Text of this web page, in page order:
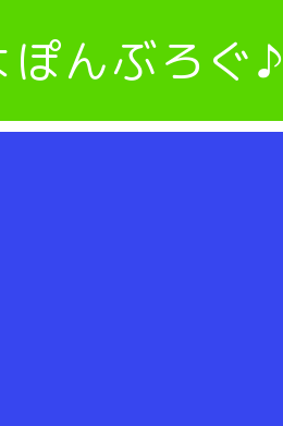
ぽんぶろぐ♪